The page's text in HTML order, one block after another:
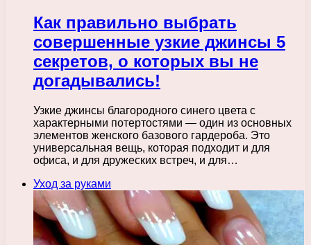
Как правильно выбрать
совершенные узкие джинсы 5
секретов, о которых вы не
догадывались!
Узкие джинсы благородного синего цвета с
характерными потертостями — один из основных
элементов женского базового гардероба. Это
универсальная вещь, которая подходит и для
офиса, и для дружеских встреч, и для…
Уход за руками